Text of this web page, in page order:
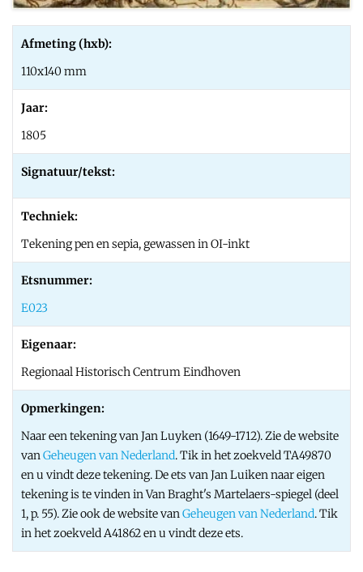
Afmeting (hxb):
110x140 mm
Jaar:
1805
Signatuur/tekst:
Techniek:
Tekening pen en sepia, gewassen in OI-inkt
Etsnummer:
E023
Eigenaar:
Regionaal Historisch Centrum Eindhoven
Opmerkingen:
Naar een tekening van Jan Luyken (1649-1712). Zie de website
vanGeheugen van Nederland. Tik in het zoekveld TA49870
en u vindt deze tekening. De ets van Jan Luiken naar eigen
tekening is te vinden in Van Braght's Martelaers-spiegel (deel
1, p. 55). Zie ook de website vanGeheugen van Nederland. Tik
in het zoekveld A41862 en u vindt deze ets.